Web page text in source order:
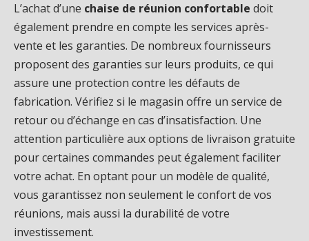
L’achat d’une chaise de réunion confortable doit
également prendre en compte les services après-
vente et les garanties. De nombreux fournisseurs
proposent des garanties sur leurs produits, ce qui
assure une protection contre les défauts de
fabrication. Vérifiez si le magasin offre un service de
retour ou d’échange en cas d’insatisfaction. Une
attention particulière aux options de livraison gratuite
pour certaines commandes peut également faciliter
votre achat. En optant pour un modèle de qualité,
vous garantissez non seulement le confort de vos
réunions, mais aussi la durabilité de votre
investissement.